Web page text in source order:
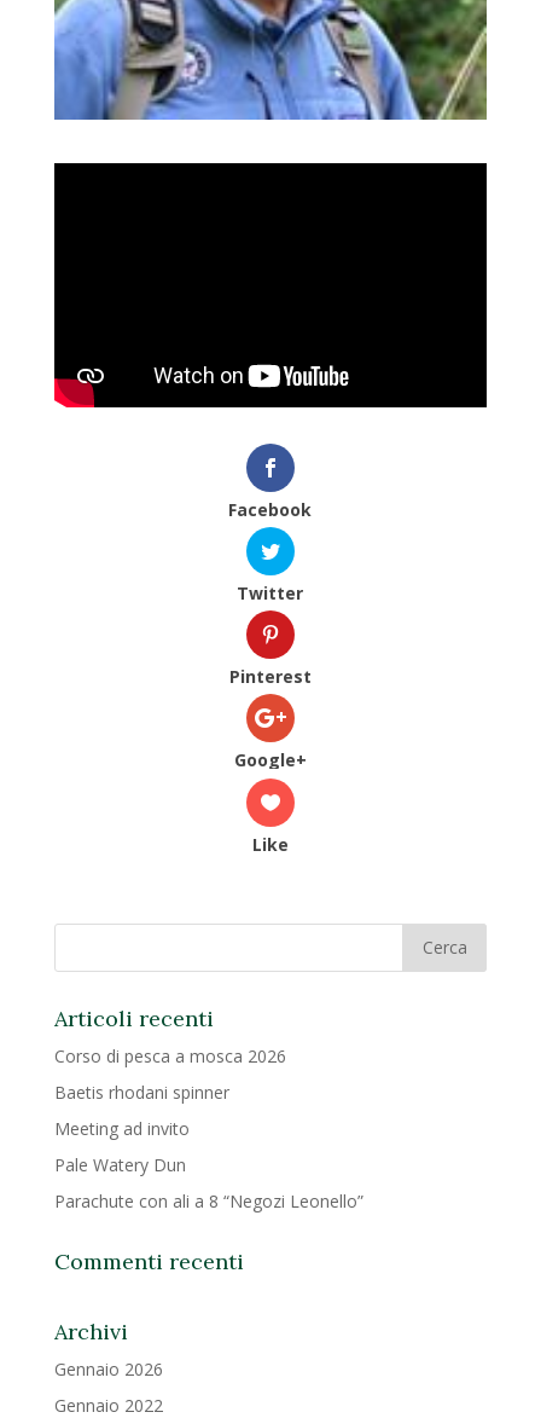
Facebook
Twitter
Pinterest
Google+
Like
Articoli recenti
Corso di pesca a mosca 2026
Baetis rhodani spinner
Meeting ad invito
Pale Watery Dun
Parachute con ali a 8 “Negozi Leonello”
Commenti recenti
Archivi
Gennaio 2026
Gennaio 2022